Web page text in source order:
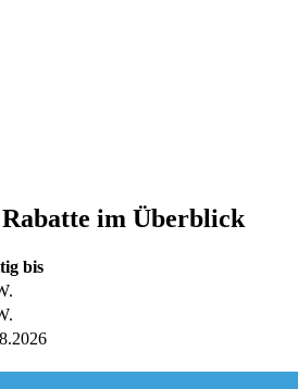
im Überblick
bis